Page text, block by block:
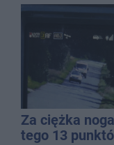
Za ciężka
tego 13